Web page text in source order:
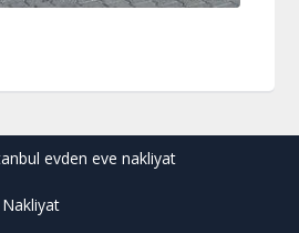
evden eve nakliyat
Nakliyat